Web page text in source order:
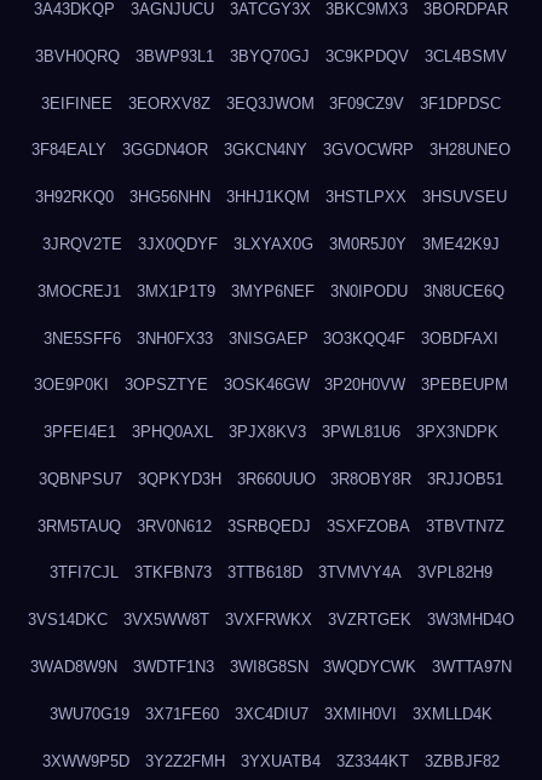
3A43DKQP 3AGNJUCU 3ATCGY3X 3BKC9MX3 3BORDPAR
3BVH0QRQ 3BWP93L1 3BYQ70GJ 3C9KPDQV 3CL4BSMV
3EIFINEE 3EORXV8Z 3EQ3JWOM 3F09CZ9V 3F1DPDSC
3F84EALY 3GGDN4OR 3GKCN4NY 3GVOCWRP 3H28UNEO
3H92RKQ0 3HG56NHN 3HHJ1KQM 3HSTLPXX 3HSUVSEU
3JRQV2TE 3JX0QDYF 3LXYAX0G 3M0R5J0Y 3ME42K9J
3MOCREJ1 3MX1P1T9 3MYP6NEF 3N0IPODU 3N8UCE6Q
3NE5SFF6 3NH0FX33 3NISGAEP 3O3KQQ4F 3OBDFAXI
3OE9P0KI 3OPSZTYE 3OSK46GW 3P20H0VW 3PEBEUPM
3PFEI4E1 3PHQ0AXL 3PJX8KV3 3PWL81U6 3PX3NDPK
3QBNPSU7 3QPKYD3H 3R660UUO 3R8OBY8R 3RJJOB51
3RM5TAUQ 3RV0N612 3SRBQEDJ 3SXFZOBA 3TBVTN7Z
3TFI7CJL 3TKFBN73 3TTB618D 3TVMVY4A 3VPL82H9
3VS14DKC 3VX5WW8T 3VXFRWKX 3VZRTGEK 3W3MHD4O
3WAD8W9N 3WDTF1N3 3WI8G8SN 3WQDYCWK 3WTTA97N
3WU70G19 3X71FE60 3XC4DIU7 3XMIH0VI 3XMLLD4K
3XWW9P5D 3Y2Z2FMH 3YXUATB4 3Z3344KT 3ZBBJF82